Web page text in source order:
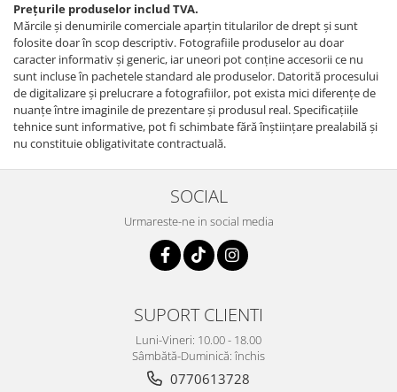
Prețurile produselor includ TVA.
Mărcile și denumirile comerciale aparțin titularilor de drept şi sunt
folosite doar în scop descriptiv. Fotografiile produselor au doar
caracter informativ şi generic, iar uneori pot conţine accesorii ce nu
sunt incluse în pachetele standard ale produselor. Datorită procesului
de digitalizare și prelucrare a fotografiilor, pot exista mici diferențe de
nuanțe între imaginile de prezentare și produsul real. Specificaţiile
tehnice sunt informative, pot fi schimbate fără înştiinţare prealabilă şi
nu constituie obligativitate contractuală.
SOCIAL
Urmareste-ne in social media
SUPORT CLIENTI
Luni-Vineri: 10.00 - 18.00
Sâmbătă-Duminică: închis
0770613728